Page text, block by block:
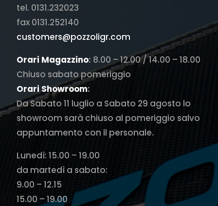
tel. 0131.232023
fax 0131.252140
customers@pozzoligr.com
Orari Magazzino: 8.00 – 12.00 / 14.00 – 18.00
Chiuso sabato pomeriggio
Orari Showroom:
Da Sabato 11 luglio a Sabato 29 agosto lo
showroom sarà chiuso al pomeriggio salvo
appuntamento con il personale.
Lunedì: 15.00 – 19.00
da martedì a sabato:
9.00 – 12.15
15.00 – 19.00